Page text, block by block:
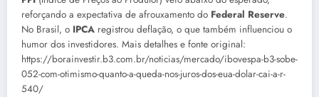
reforçando a expectativa de afrouxamento do Federal Reserve.
No Brasil, o IPCA registrou deflação, o que também influenciou o
humor dos investidores. Mais detalhes e fonte original:
https://borainvestir.b3.com.br/noticias/mercado/ibovespa-b3-sobe-
052-com-otimismo-quanto-a-queda-nos-juros-dos-eua-dolar-cai-a-r-
540/